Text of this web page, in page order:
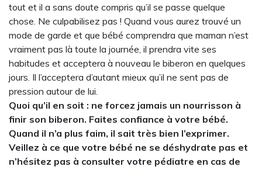
tout et il a sans doute compris qu’il se passe quelque
chose. Ne culpabilisez pas ! Quand vous aurez trouvé un
mode de garde et que bébé comprendra que maman n’est
vraiment pas là toute la journée, il prendra vite ses
habitudes et acceptera à nouveau le biberon en quelques
jours. Il l’acceptera d’autant mieux qu’il ne sent pas de
pression autour de lui.
Quoi qu’il en soit : ne forcez jamais un nourrisson à
finir son biberon. Faites confiance à votre bébé.
Quand il n’a plus faim, il sait très bien l’exprimer.
Veillez à ce que votre bébé ne se déshydrate pas et
n’hésitez pas à consulter votre pédiatre en cas de